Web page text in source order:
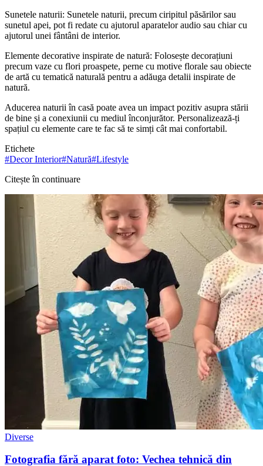
Sunetele naturii: Sunetele naturii, precum ciripitul păsărilor sau
sunetul apei, pot fi redate cu ajutorul aparatelor audio sau chiar cu
ajutorul unei fântâni de interior.
Elemente decorative inspirate de natură: Folosește decorațiuni
precum vaze cu flori proaspete, perne cu motive florale sau obiecte
de artă cu tematică naturală pentru a adăuga detalii inspirate de
natură.
Aducerea naturii în casă poate avea un impact pozitiv asupra stării
de bine și a conexiunii cu mediul înconjurător. Personalizează-ți
spațiul cu elemente care te fac să te simți cât mai confortabil.
Etichete
#Decor Interior#Natură#Lifestyle
Citește în continuare
Diverse
Fotografia fără aparat foto: Vechea tehnică din